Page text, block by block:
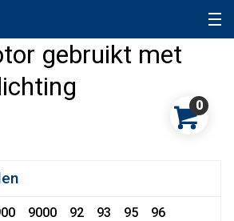
gebruikt met
0
9000 92 93 95 96